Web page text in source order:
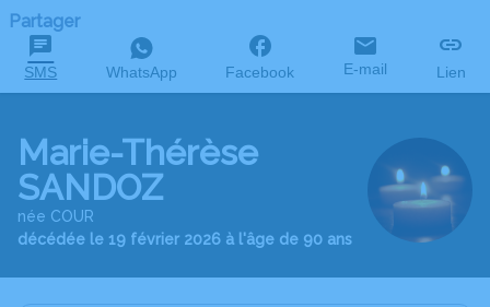
Partager
SMS WhatsApp Facebook E-mail Lien
Marie-Thérèse
SANDOZ
née COUR
décédée le 19 février 2026 à l'âge de 90 ans